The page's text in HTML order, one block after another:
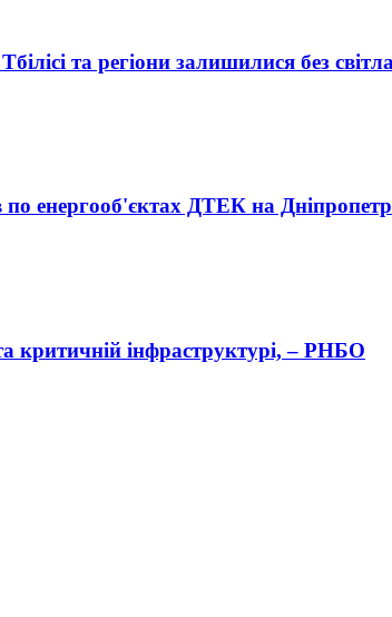
та регіони залишилися без світла
по енергооб'єктах ДТЕК на
критичній інфраструктурі, – РНБО